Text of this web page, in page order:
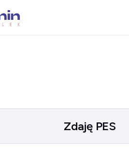
Zdaję PES